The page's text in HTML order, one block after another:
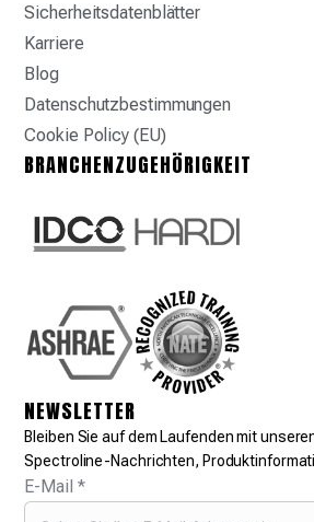
Sicherheitsdatenblätter
Karriere
Blog
Datenschutzbestimmungen
Cookie Policy (EU)
BRANCHENZUGEHÖRIGKEIT
NEWSLETTER
Bleiben Sie auf dem Laufenden mit
Spectroline-Nachrichten,
E-Mail*